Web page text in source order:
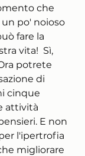
che
po' noioso
fare la
vita!  Sì,
potrete
di
cinque
attività
E non
l'ipertrofia
migliorare